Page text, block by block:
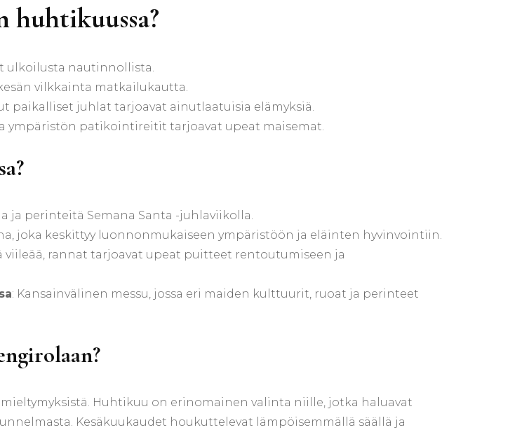
huhtikuussa?
ulkoilusta nautinnollista.
vilkkainta matkailukautta.
paikalliset juhlat tarjoavat ainutlaatuisia elämyksiä.
ympäristön patikointireitit tarjoavat upeat maisemat.
ja perinteitä Semana Santa -juhlaviikolla.
joka keskittyy luonnonmukaiseen ympäristöön ja eläinten hyvinvointiin.
viileää, rannat tarjoavat upeat puitteet rentoutumiseen ja
: Kansainvälinen messu, jossa eri maiden kulttuurit, ruoat ja perinteet
Huhtikuu on erinomainen valinta niille, jotka haluavat
Kesäkuukaudet houkuttelevat lämpöisemmällä säällä ja